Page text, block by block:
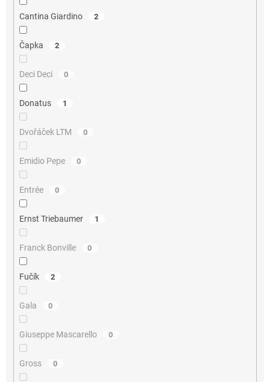
Cantina Giardino 2
Čapka 2
Deci Deci 0
Donatus 1
Dvořáček LTM 0
Emidio Pepe 0
Entrée 0
Ernst Triebaumer 1
Franck Bonville 0
Fučík 2
Gala 0
Giuseppe Mascarello 0
Gross 0